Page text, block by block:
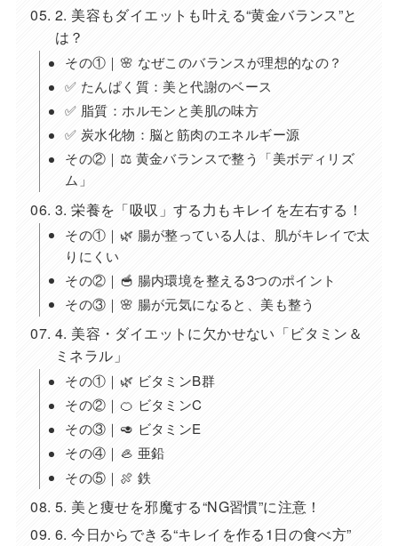
2. 美容もダイエットも叶える“黄金バランス”と
は？
その①｜🌸 なぜこのバランスが理想的なの？
✅ たんぱく質：美と代謝のベース
✅ 脂質：ホルモンと美肌の味方
✅ 炭水化物：脳と筋肉のエネルギー源
その②｜⚖️ 黄金バランスで整う「美ボディリズ
ム」
3. 栄養を「吸収」する力もキレイを左右する！
その①｜🌿 腸が整っている人は、肌がキレイで太
りにくい
その②｜🥣 腸内環境を整える3つのポイント
その③｜🌸 腸が元気になると、美も整う
4. 美容・ダイエットに欠かせない「ビタミン＆
ミネラル」
その①｜🌿 ビタミンB群
その②｜🍊 ビタミンC
その③｜🥑 ビタミンE
その④｜🦪 亜鉛
その⑤｜🍖 鉄
5. 美と痩せを邪魔する“NG習慣”に注意！
6. 今日からできる“キレイを作る1日の食べ方”